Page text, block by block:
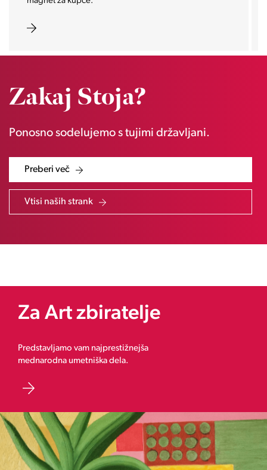
Zakaj Stoja?
Ponosno sodelujemo s tujimi državljani.
Preberi več
Vtisi naših strank
Za Art zbiratelje
Predstavljamo vam najprestižnejša
mednarodna umetniška dela.